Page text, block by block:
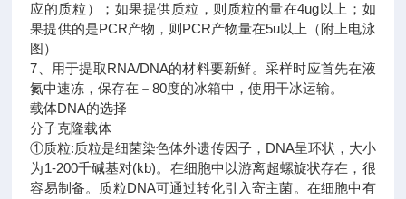
应的质粒）；如果提供质粒，则质粒的量在4ug以上；如
果提供的是PCR产物，则PCR产物量在5u以上（附上电泳
图）
7、用于提取RNA/DNA的材料要新鲜。采样时应首先在液
氮中速冻，保存在－80度的冰箱中，使用干冰运输。
载体DNA的选择
分子克隆载体
①质粒:质粒是细菌染色体外遗传因子，DNA呈环状，大小
为1-200千碱基对(kb)。在细胞中以游离超螺旋状存在，很
容易制备。质粒DNA可通过转化引入寄主菌。在细胞中有